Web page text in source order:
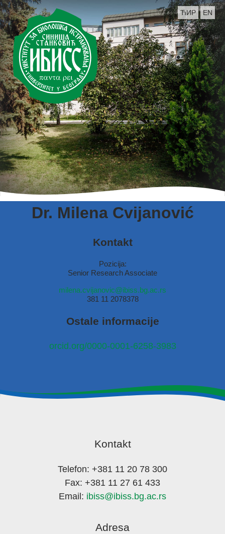
ЋИР EN
Dr. Milena Cvijanović
Kontakt
Pozicija:
Senior Research Associate
milena.cvijanovic@ibiss.bg.ac.rs
381 11 2078378
Ostale informacije
orcid.org/0000-0001-6258-3983
Kontakt
Telefon: +381 11 20 78 300
Fax: +381 11 27 61 433
Email: ibiss@ibiss.bg.ac.rs
Adresa